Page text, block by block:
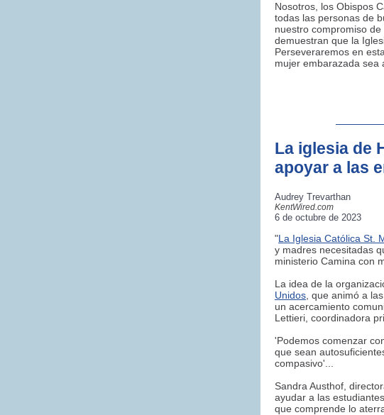
Nosotros, los Obispos
todas las personas de
nuestro compromiso
demuestran que la
Perseveraremos en
mujer embarazada sea
La iglesia de
apoyar a las
Audrey Trevarthan
KentWired.com
6 de octubre de 2023
"La Iglesia Católica St.
y madres necesitadas
ministerio Camina con
La idea de la
Unidos , que animó a
un acercamiento
Lettieri, coordinadora
'Podemos comenzar
que sean
compasivo'...
Sandra Austhof,
ayudar a las
que comprende lo